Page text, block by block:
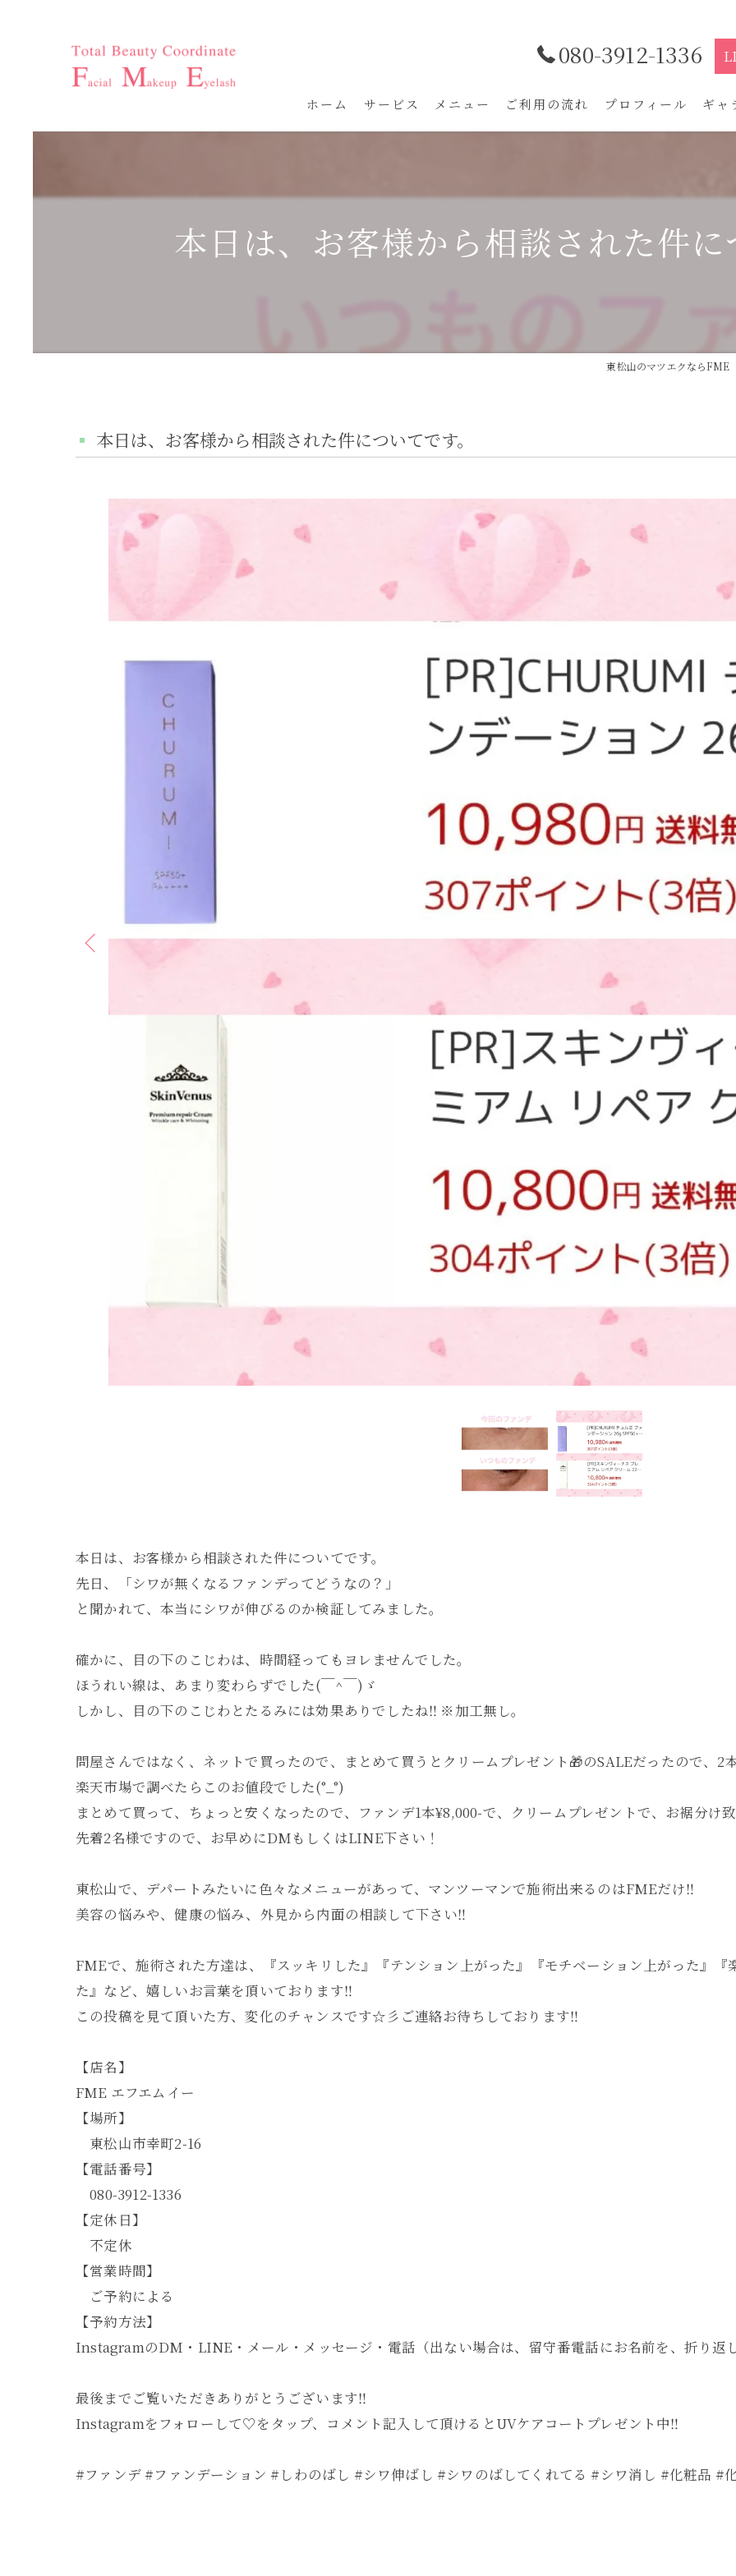
080-3912-1336
ホーム サービス メニュー ご利用の流れ プロフィール ギャ
本日は、お客様から相談された件に
東松山のマツエクならFME
本日は、お客様から相談された件についてです。
本日は、お客様から相談された件についてです。
先日、「シワが無くなるファンデってどうなの？」
と聞かれて、本当にシワが伸びるのか検証してみました。
確かに、目の下のこじわは、時間経ってもヨレませんでした。
ほうれい線は、あまり変わらずでした(￣^￣)ゞ
しかし、目の下のこじわとたるみには効果ありでしたね‼︎ ※加工無し。
問屋さんではなく、ネットで買ったので、まとめて買うとクリームプレゼント🎁のSALEだったので、2本
楽天市場で調べたらこのお値段でした(°_°)
まとめて買って、ちょっと安くなったので、ファンデ1本¥8,000-で、クリームプレゼントで、お裾分け
先着2名様ですので、お早めにDMもしくはLINE下さい！
東松山で、デパートみたいに色々なメニューがあって、マンツーマンで施術出来るのはFMEだけ‼︎
美容の悩みや、健康の悩み、外見から内面の相談して下さい‼︎
FMEで、施術された方達は、『スッキリした』『テンション上がった』『モチベーション上がった』『
た』など、嬉しいお言葉を頂いております‼︎
この投稿を見て頂いた方、変化のチャンスです☆彡ご連絡お待ちしております‼︎
【店名】
FME エフエムイー
【場所】
東松山市幸町2-16
【電話番号】
080-3912-1336
【定休日】
不定休
【営業時間】
ご予約による
【予約方法】
InstagramのDM・LINE・メール・メッセージ・電話（出ない場合は、留守番電話にお名前を、折り返
最後までご覧いただきありがとうございます‼︎
Instagramをフォローして♡をタップ、コメント記入して頂けるとUVケアコートプレゼント中‼︎
#ファンデ #ファンデーション #しわのばし #シワ伸ばし #シワのばしてくれてる #シワ消し #化粧品 #